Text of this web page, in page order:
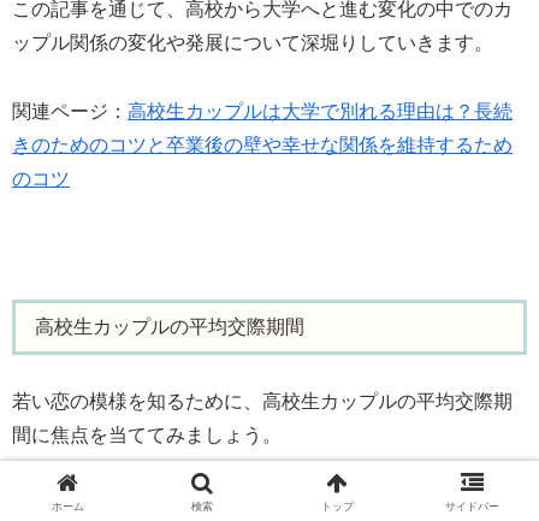
この記事を通じて、高校から大学へと進む変化の中でのカ
ップル関係の変化や発展について深堀りしていきます。
関連ページ： 高校生カップルは大学で別れる理由は？長続
きのためのコツと卒業後の壁や幸せな関係を維持するため
のコツ
高校生カップルの平均交際期間
若い恋の模様を知るために、高校生カップルの平均交際期
間に焦点を当ててみましょう。
そもそも、高校生時代のカップルはどのくらいの期間を共
ホーム 検索 トップ サイドバー